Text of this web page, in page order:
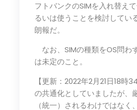
フトバンクのSIMを入れ替え
るいは使うことを検討してい
朗報だ。
なお、SIMの種類をOS問わ
は未定のこと。
【更新：2022年2月21日18時
の共通化としていましたが、
（統一）されるわけではなく